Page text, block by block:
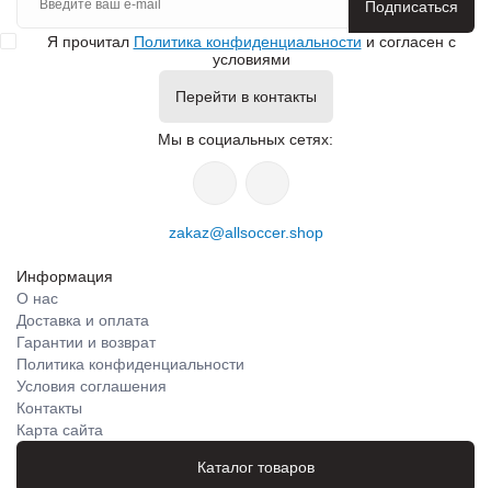
Подписаться
Я прочитал Политика конфиденциальности и согласен с
условиями
Перейти в контакты
Мы в социальных сетях:
zakaz@allsoccer.shop
Информация
О нас
Доставка и оплата
Гарантии и возврат
Политика конфиденциальности
Условия соглашения
Контакты
Карта сайта
Каталог товаров